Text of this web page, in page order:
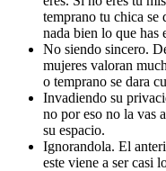
temprano tu chica se
nada bien lo que has
No siendo sincero.
mujeres valoran
o temprano se dara
Invadiendo su
no por eso no la vas
su espacio.
Ignorandola. El
este viene a ser casi